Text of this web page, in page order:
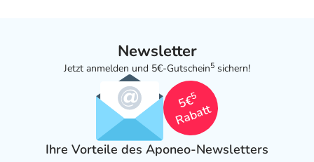
Newsletter
Jetzt anmelden und 5€-Gutschein5 sichern!
5€
5
Rabatt
Ihre Vorteile des Aponeo-Newsletters